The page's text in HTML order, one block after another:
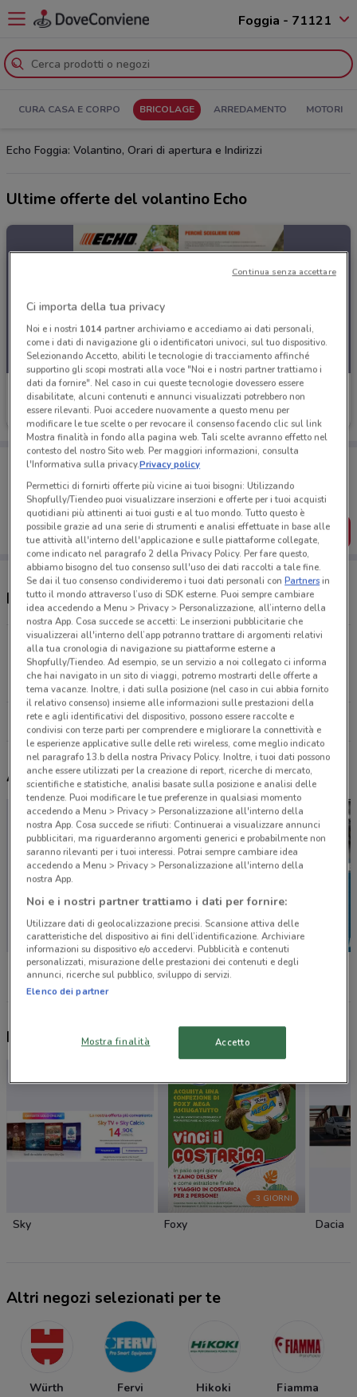
Foggia - 71121
CURA CASA E CORPO BRICOLAGE ARREDAMENTO MOTORI
Echo Foggia: Volantino, Orari di apertura e Indirizzi
Ultime offerte del volantino Echo
Echo
Scade il 31/12
Porta DoveConviene sempre con te!
salvarle e creare la tua lista del risparmio, comodamente
dal tuo cellulare.
SCARICA L’APP
Negozi Echo a Foggia
VIA TRATTURO DELLE CORSE San Giovanni
Rotondo
24.2 km
Tutti i negozi Echo
Altri volantini nelle vicinanze
Würth Fervi
Nuovi prodotti da provare
Sky
-3 GIORNI
Foxy Dacia
Altri negozi selezionati per te
Würth Fervi Hikoki Fiamma
Ci importa della tua privacy
Noi e i nostri 1014partner archiviamo e accediamo ai dati personali,
come i dati di navigazione gli o identificatori univoci, sul tuo dispositivo.
Selezionando Accetto, abiliti le tecnologie di tracciamento affinché
supportino gli scopi mostrati alla voce "Noi e i nostri partner trattiamo i
dati da fornire". Nel caso in cui queste tecnologie dovessero essere
disabilitate, alcuni contenuti e annunci visualizzati potrebbero non
essere rilevanti. Puoi accedere nuovamente a questo menu per
modificare le tue scelte o per revocare il consenso facendo clic sul link
Mostra finalità in fondo alla pagina web. Tali scelte avranno effetto nel
contesto del nostro Sito web. Per maggiori informazioni, consulta
l'Informativa sulla privacy.Privacy policy
Permettici di fornirti offerte più vicine ai tuoi bisogni: Utilizzando
Shopfully/Tiendeo puoi visualizzare inserzioni e offerte per i tuoi acquisti
quotidiani più attinenti ai tuoi gusti e al tuo mondo. Tutto questo è
possibile grazie ad una serie di strumenti e analisi effettuate in base alle
tue attività all'interno dell'applicazione e sulle piattaforme collegate,
come indicato nel paragrafo 2 della Privacy Policy. Per fare questo,
abbiamo bisogno del tuo consenso sull'uso dei dati raccolti a tale fine.
Se dai il tuo consenso condivideremo i tuoi dati personali conPartnersin
tutto il mondo attraverso l’uso di SDK esterne. Puoi sempre cambiare
idea accedendo a Menu > Privacy > Personalizzazione, all’interno della
nostra App. Cosa succede se accetti: Le inserzioni pubblicitarie che
visualizzerai all'interno dell’app potranno trattare di argomenti relativi
alla tua cronologia di navigazione su piattaforme esterne a
Shopfully/Tiendeo. Ad esempio, se un servizio a noi collegato ci informa
che hai navigato in un sito di viaggi, potremo mostrarti delle offerte a
tema vacanze. Inoltre, i dati sulla posizione (nel caso in cui abbia fornito
il relativo consenso) insieme alle informazioni sulle prestazioni della
rete e agli identificativi del dispositivo, possono essere raccolte e
condivisi con terze parti per comprendere e migliorare la connettività e
le esperienze applicative sulle delle reti wireless, come meglio indicato
nel paragrafo 13.b della nostra Privacy Policy. Inoltre, i tuoi dati possono
anche essere utilizzati per la creazione di report, ricerche di mercato,
scientifiche e statistiche, analisi basate sulla posizione e analisi delle
tendenze. Puoi modificare le tue preferenze in qualsiasi momento
accedendo a Menu > Privacy > Personalizzazione all'interno della
nostra App. Cosa succede se rifiuti: Continuerai a visualizzare annunci
pubblicitari, ma riguarderanno argomenti generici e probabilmente non
saranno rilevanti per i tuoi interessi. Potrai sempre cambiare idea
accedendo a Menu > Privacy > Personalizzazione all'interno della
nostra App.
Noi e i nostri partner trattiamo i dati per fornire:
Utilizzare dati di geolocalizzazione precisi. Scansione attiva delle
caratteristiche del dispositivo ai fini dell’identificazione. Archiviare
informazioni su dispositivo e/o accedervi. Pubblicità e contenuti
personalizzati, misurazione delle prestazioni dei contenuti e degli
annunci, ricerche sul pubblico, sviluppo di servizi.
Elenco dei partner
Mostra finalità Accetto
Continua senza accettare